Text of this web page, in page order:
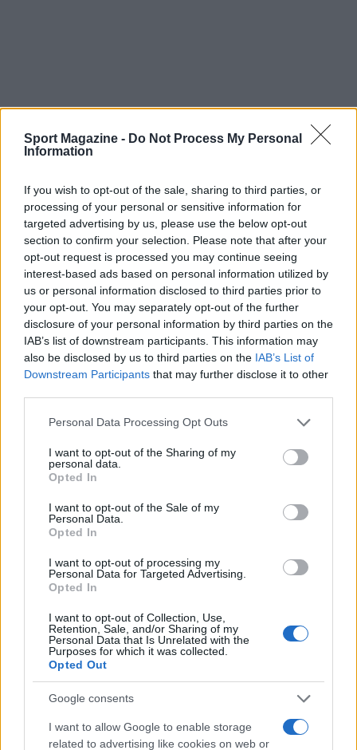
Sport Magazine - Do Not Process My Personal
Information
If you wish to opt-out of the sale, sharing to third parties, or
processing of your personal or sensitive information for
targeted advertising by us, please use the below opt-out
section to confirm your selection. Please note that after your
opt-out request is processed you may continue seeing
interest-based ads based on personal information utilized by
us or personal information disclosed to third parties prior to
your opt-out. You may separately opt-out of the further
disclosure of your personal information by third parties on the
IAB’s list of downstream participants. This information may
also be disclosed by us to third parties on the IAB’s List of
Downstream Participants that may further disclose it to other
Please note that this website/app uses one or more Google
not limited to your visit or usage behaviour. You may click to
grant or deny consent to Google and its third-party tags to
use your data for below specified purposes in below Google
consent section.
Personal Data Processing Opt Outs
I want to opt-out of the Sharing of my
personal data.
Opted In
I want to opt-out of the Sale of my
Personal Data.
Opted In
I want to opt-out of processing my
Personal Data for Targeted Advertising.
Opted In
I want to opt-out of Collection, Use,
Retention, Sale, and/or Sharing of my
Personal Data that Is Unrelated with the
Purposes for which it was collected.
Opted Out
Google consents
I want to allow Google to enable storage
related to advertising like cookies on web or
MOTORI
Morte Dupasquier, Max Biaggi ancora
sconvolto
L'ex campione: "E' una tragedia che tocca chiunque e
soprattutto la comunità del Motomondiale".
MOTORI